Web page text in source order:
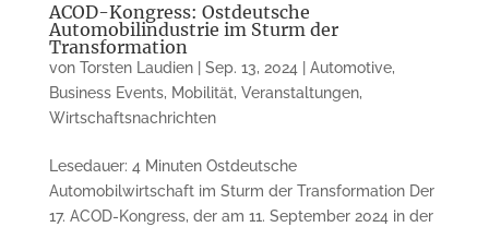
ACOD-Kongress: Ostdeutsche
Automobilindustrie im Sturm der
Transformation
von Torsten Laudien| Sep. 13, 2024| Automotive,
Business Events, Mobilität, Veranstaltungen,
Wirtschaftsnachrichten
Lesedauer: 4 Minuten Ostdeutsche
Automobilwirtschaft im Sturm der Transformation Der
17. ACOD-Kongress, der am 11. September 2024 in der